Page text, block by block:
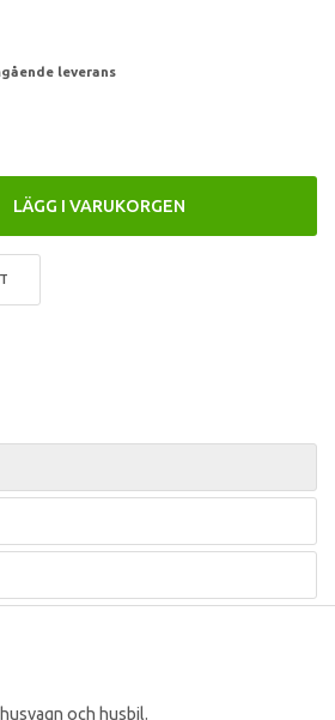
leverans
LÄGG I VARUKORGEN
och husbil.